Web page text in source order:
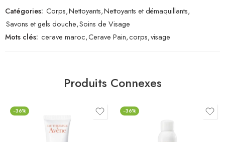
Catégories: Corps,Nettoyants,Nettoyants et démaquillants,
Savons et gels douche,Soins de Visage
Mots clés: cerave maroc,Cerave Pain,corps,visage
Produits Connexes
-36% -36%